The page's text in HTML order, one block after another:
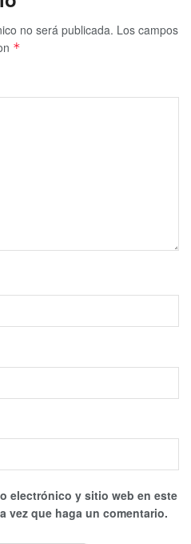
no será publicada. Los campos
*
electrónico y sitio web en este
vez que haga un comentario.